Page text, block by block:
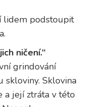
lidem podstoupit
ničení.“
grindování
Sklovina
a její ztráta v této